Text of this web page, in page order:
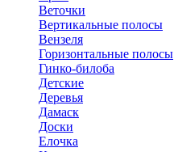
Веточки
Вертикальные полосы
Вензеля
Горизонтальные полосы
Гинко-билоба
Детские
Деревья
Дамаск
Доски
Елочка